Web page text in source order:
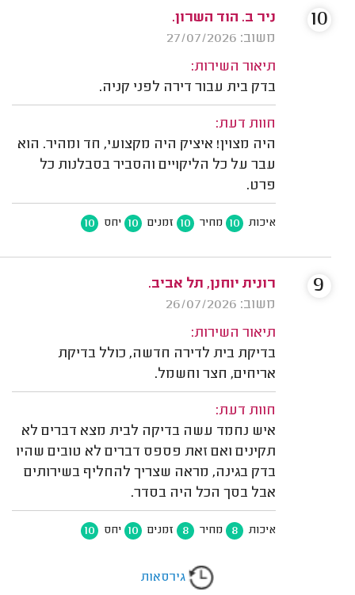
ניר ב. הוד השרון.
משוב: 27/07/2026
תיאור השירות:
בדק בית עבור דירה לפני קניה.
חוות דעת:
היה מצוין! איציק היה מקצועי, חד ומהיר. הוא
עבר על כל הליקויים והסביר בסבלנות כל
פרט.
איכות 10 מחיר 10 זמנים 10 יחס 10
10
רונית יוחנן, תל אביב.
משוב: 26/07/2026
תיאור השירות:
בדיקת בית לדירה חדשה, כולל בדיקת
אריחים, חצר וחשמל.
חוות דעת:
איש נחמד עשה בדיקה לבית מצא דברים לא
תקינים ואם זאת פספס דברים לא טובים שהיו
בדק בגינה, מראה שצריך להחליף בשירותים
אבל בסך הכל היה בסדר.
איכות 8 מחיר 8 זמנים 10 יחס 10
9
גירסאות